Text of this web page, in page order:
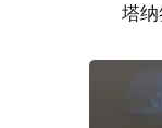
塔